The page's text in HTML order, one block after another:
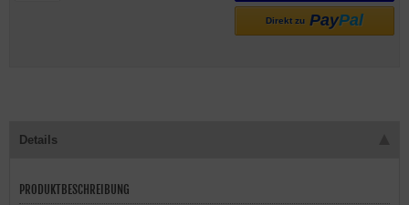
Direkt zu PayPal
Details
PRODUKTBESCHREIBUNG